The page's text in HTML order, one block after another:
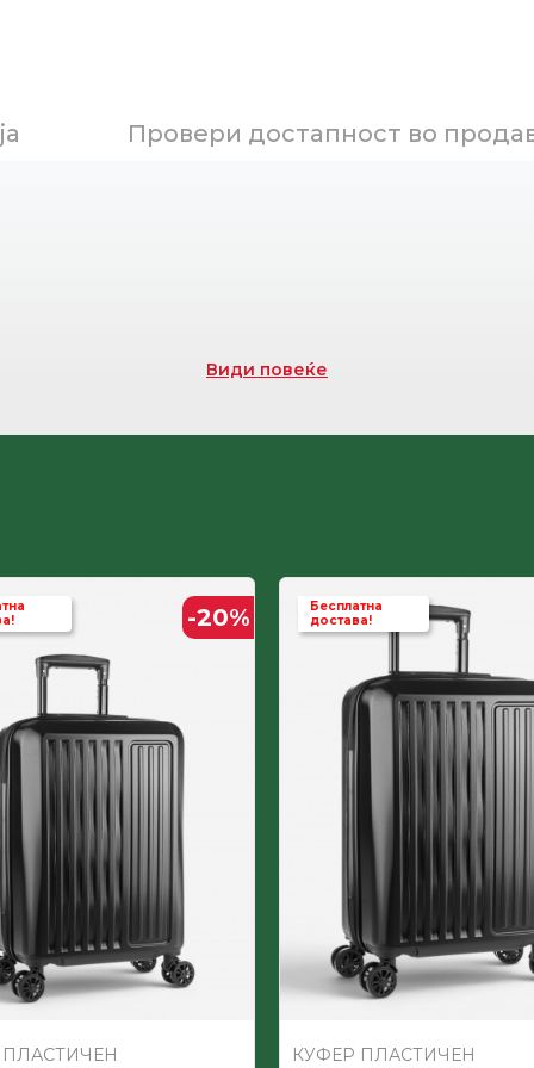
Провери достапност во
Види повеќе
-20%
Бесплатна
достава!
КУФЕР ПЛАСТИЧЕН